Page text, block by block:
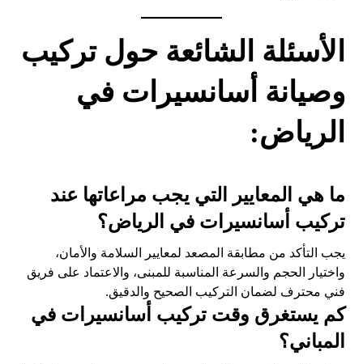
الأسئلة الشائعة حولتركيب
وصيانة أسانسيرات في
الرياض:
ما هي المعايير التي يجب مراعاتها عند
تركيب أسانسيرات في الرياض؟
يجب التأكد من مطابقة المصعد لمعايير السلامة والأمان،
واختيار الحجم والسرعة المناسبة للمبنى، والاعتماد على فريق
فني محترف لضمان التركيب الصحيح والدقيق.
كم يستغرق وقت تركيب أسانسيرات في
المباني؟